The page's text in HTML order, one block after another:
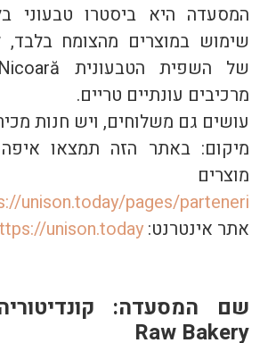
המסעדה היא ביסטרו טבעוני
שימוש במוצרים מהצומח בלבד,
מרכיבים עונתיים טריים.
עושים גם משלוחים, ויש חנות
מיקום: באתר הזה תמצאו איפה
מוצרים
unison.today/pages/parteneri
אתר אינטרנט: unison.today/
שם המסעדה:
Raw Bakery